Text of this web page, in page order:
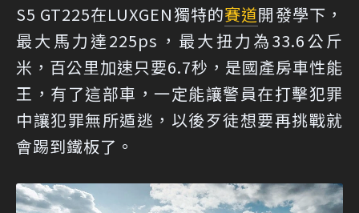
S5 GT225在LUXGEN獨特的賽道開發學下，
最大馬力達225ps，最大扭力為33.6公斤
米，百公里加速只要6.7秒，是國產房車性能
王，有了這部車，一定能讓警員在打擊犯罪
中讓犯罪無所遁逃，以後歹徒想要再挑戰就
會踢到鐵板了。